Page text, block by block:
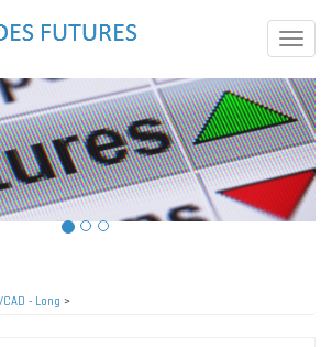
Toggle
- Long >